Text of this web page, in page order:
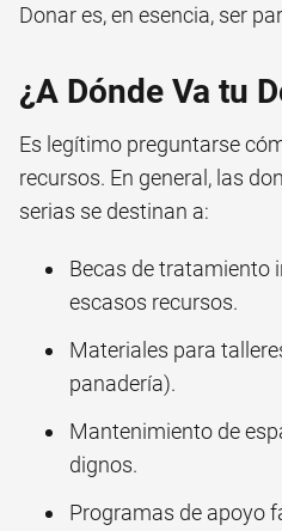
Donar es, en esencia, ser
¿A Dónde Va tu
Es legítimo preguntarse
recursos. En general, las
serias se destinan a:
Becas de tratamiento
escasos recursos.
Materiales para
panadería).
Mantenimiento de
dignos.
Programas de apoyo